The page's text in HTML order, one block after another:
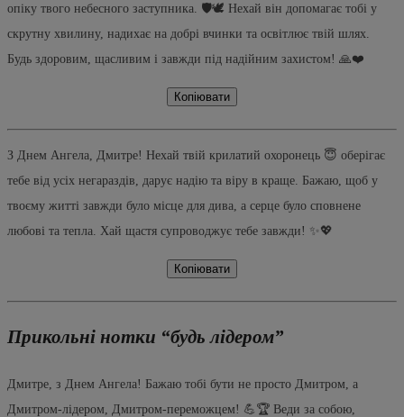
опіку твого небесного заступника. 🛡️🕊️ Нехай він допомагає тобі у
скрутну хвилину, надихає на добрі вчинки та освітлює твій шлях.
Будь здоровим, щасливим і завжди під надійним захистом! 🙏❤️
Копіювати
З Днем Ангела, Дмитре! Нехай твій крилатий охоронець 😇 оберігає
тебе від усіх негараздів, дарує надію та віру в краще. Бажаю, щоб у
твоєму житті завжди було місце для дива, а серце було сповнене
любові та тепла. Хай щастя супроводжує тебе завжди! ✨💖
Копіювати
Прикольні нотки “будь лідером”
Дмитре, з Днем Ангела! Бажаю тобі бути не просто Дмитром, а
Дмитром-лідером, Дмитром-переможцем! 💪🏆 Веди за собою,